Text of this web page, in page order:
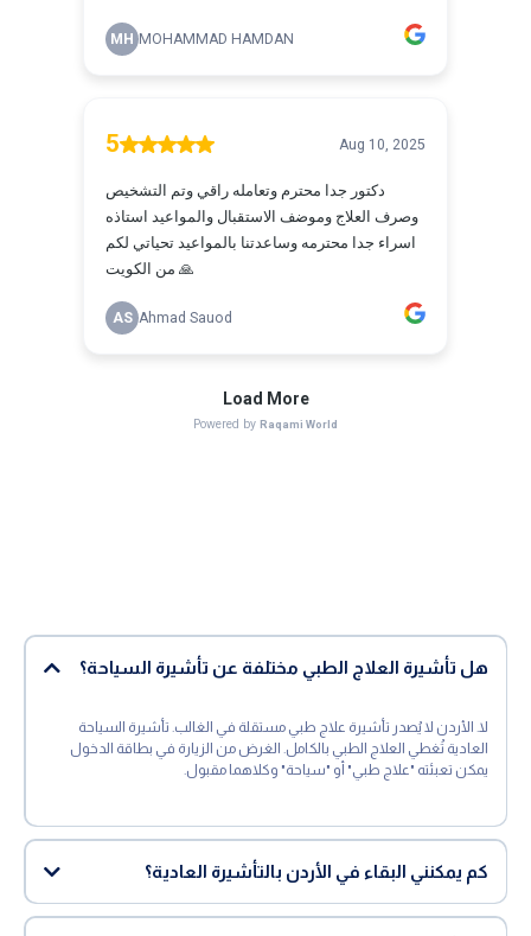
هل تأشيرة العلاج الطبي مختلفة عن تأشيرة السياحة؟
لا. الأردن لا يُصدر تأشيرة علاج طبي مستقلة في الغالب. تأشيرة السياحة
العادية تُغطي العلاج الطبي بالكامل. الغرض من الزيارة في بطاقة الدخول
يمكن تعبئته "علاج طبي" أو "سياحة" وكلاهما مقبول.
كم يمكنني البقاء في الأردن بالتأشيرة العادية؟